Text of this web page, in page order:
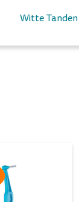
Witte Tanden